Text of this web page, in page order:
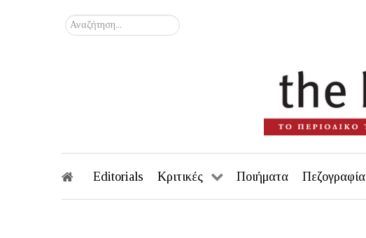
Αναζήτηση...
Editorials Κριτικές Ποιήματα Πεζογραφία